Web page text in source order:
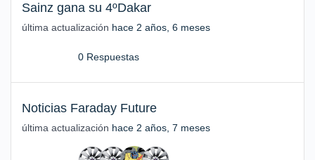
Sainz gana su 4ºDakar
última actualización hace 2 años, 6 meses
0 Respuestas
Noticias Faraday Future
última actualización hace 2 años, 7 meses